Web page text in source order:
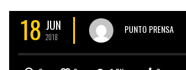
18 JUN
2018
PUNTO PRENSA